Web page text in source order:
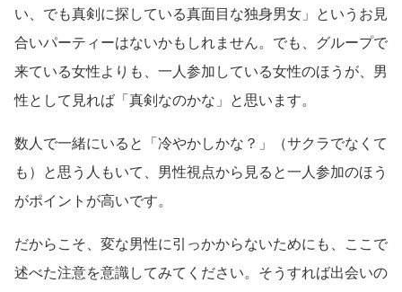
い、でも真剣に探している真面目な独身男女」というお見
合いパーティーはないかもしれません。でも、グループで
来ている女性よりも、一人参加している女性のほうが、男
性として見れば「真剣なのかな」と思います。
数人で一緒にいると「冷やかしかな？」（サクラでなくて
も）と思う人もいて、男性視点から見ると一人参加のほう
がポイントが高いです。
だからこそ、変な男性に引っかからないためにも、ここで
述べた注意を意識してみてください。そうすれば出会いの